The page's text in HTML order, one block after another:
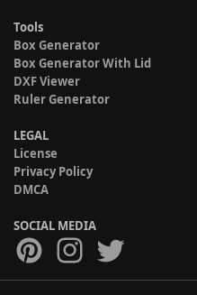
Tools
Box Generator
Box Generator With Lid
DXF Viewer
Ruler Generator
LEGAL
License
Privacy Policy
DMCA
SOCIAL MEDIA